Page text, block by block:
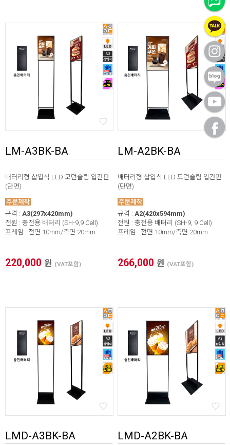
LM-A3BK-BA
배터리형 삽입식 LED 모던슬림 입간판
(단면)
규격 : A3(297x420mm)
전원 : 충전용 배터리 (SH-9,9 Cell)
프레임 : 전면 10mm/측면:20mm
220,000 원 (VAT포함)
LM-A2BK-BA
배터리형 삽입식 LED 모던슬림 입간판
(단면)
규격 : A2(420x594mm)
전원 : 충전용 배터리 (SH-9, 9 Cell)
프레임 : 전면 10mm/측면:20mm
266,000 원 (VAT포함)
LMD-A3BK-BA LMD-A2BK-BA